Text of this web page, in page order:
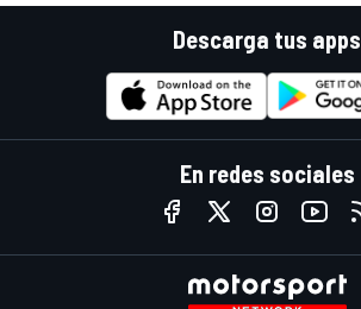
Descarga tus apps
En redes sociales